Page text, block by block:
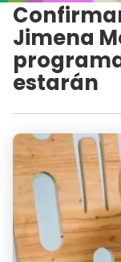
Jimena
estarán